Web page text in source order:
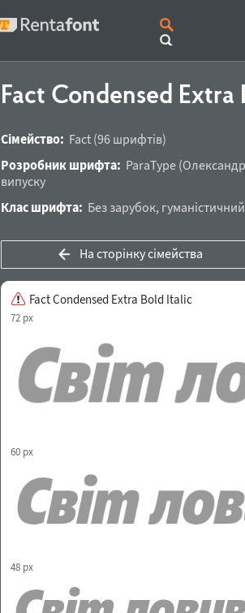
Fact Condensed Extra
Сімейство: Fact (96 шрифтів)
Розробник шрифта: ParaType(
випуску
Клас шрифта: Без зарубок,
На сторінку сімейства
Fact Condensed Extra Bold Italic
72 px
60 px
48 px